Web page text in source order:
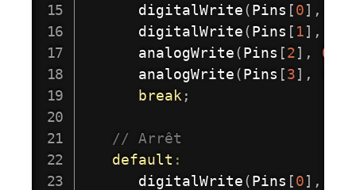
digitalWrite(Pins [0] ,
digitalWrite(Pins [ 1] ,
analogWrite(Pins [2] , 0
analogWrite(Pins [3] ,
break ;
// Arrêt
default :
digitalWrite(Pins [0] ,